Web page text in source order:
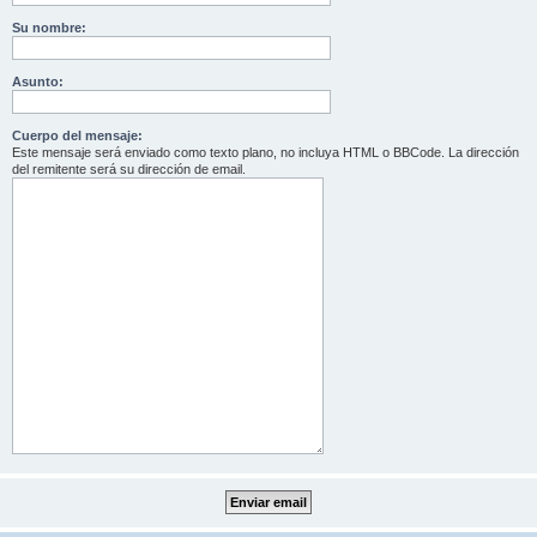
Su nombre:
Asunto:
Cuerpo del mensaje:
Este mensaje será enviado como texto plano, no incluya HTML o BBCode. La dirección
del remitente será su dirección de email.